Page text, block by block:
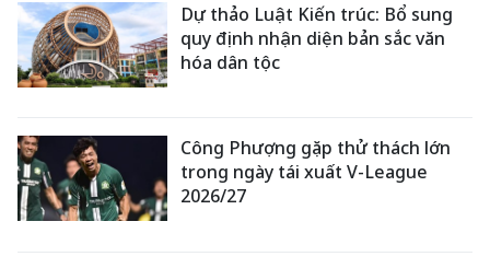
Dự thảo Luật Kiến trúc: Bổ sung
quy định nhận diện bản sắc văn
hóa dân tộc
Công Phượng gặp thử thách lớn
trong ngày tái xuất V-League
2026/27